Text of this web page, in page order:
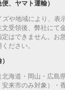
、ヤマト運輸）
ズや地域により、表
受領後、弊社にて
定はできません。お
ださい。
海道・岡山・広島
来市のみ対象）・